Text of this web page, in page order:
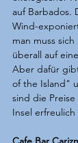
auf Barbados.
Wind-
man muss
überall auf
Aber dafür
of the Island"
sind die
Insel